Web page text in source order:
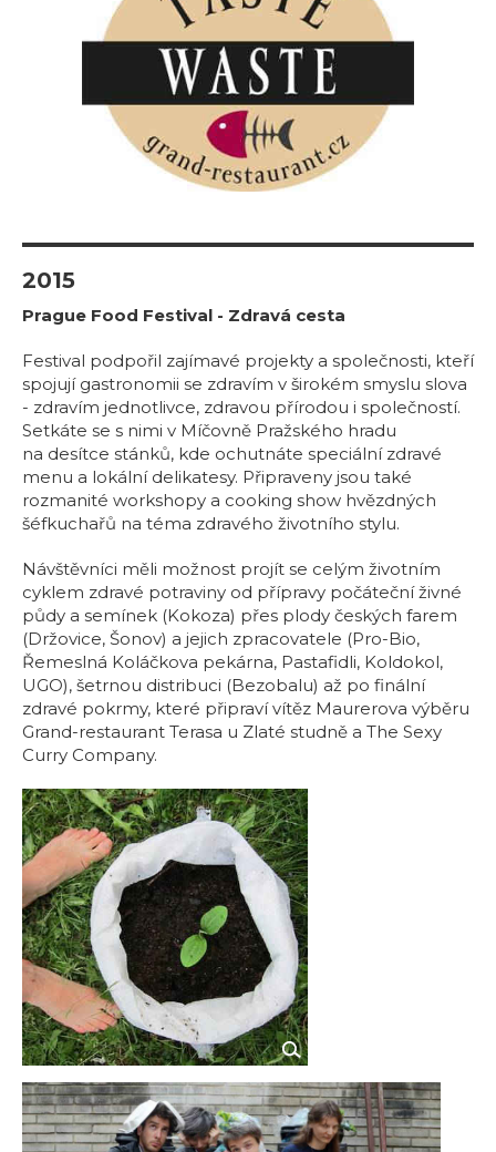
2015
Prague Food Festival - Zdravá cesta
Festival podpořil zajímavé projekty a společnosti, kteří
spojují gastronomii se zdravím v širokém smyslu slova
- zdravím jednotlivce, zdravou přírodou i společností.
Setkáte se s nimi v Míčovně Pražského hradu
na desítce stánků, kde ochutnáte speciální zdravé
menu a lokální delikatesy. Připraveny jsou také
rozmanité workshopy a cooking show hvězdných
šéfkuchařů na téma zdravého životního stylu.
Návštěvníci měli možnost projít se celým životním
cyklem zdravé potraviny od přípravy počáteční živné
půdy a semínek (Kokoza) přes plody českých farem
(Držovice, Šonov) a jejich zpracovatele (Pro-Bio,
Řemeslná Koláčkova pekárna, Pastafidli, Koldokol,
UGO), šetrnou distribuci (Bezobalu) až po finální
zdravé pokrmy, které připraví vítěz Maurerova výběru
Grand-restaurant Terasa u Zlaté studně a The Sexy
Curry Company.